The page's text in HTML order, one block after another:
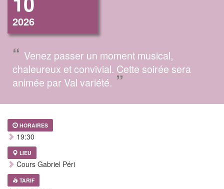
2026
“ Venez passer un moment musical,
chaleureux et convivial. Cette soirée sera
animée par Val variété. ”
HORAIRES
19:30
LIEU
Cours Gabriel Péri
TARIF